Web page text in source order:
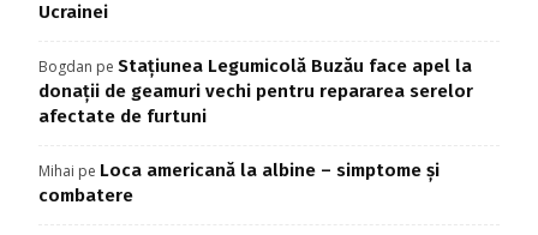
Ucrainei
Bogdan pe Stațiunea Legumicolă Buzău face apel la
donații de geamuri vechi pentru repararea serelor
afectate de furtuni
Mihai pe Loca americană la albine – simptome și
combatere